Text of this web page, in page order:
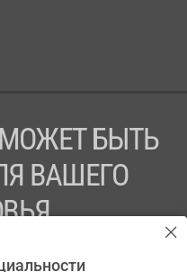
БЫТЬ
ВАШЕГО
ПРЕПАРАТА